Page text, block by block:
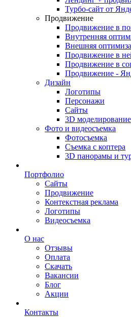
Турбо-сайт от
Продвижение
Продвижение в
Внутренняя
Внешняя
Продвижение в
Продвижение в
Продвижение -
Дизайн
Логотипы
Персонажи
Сайты
3D моделирование
Фото и видеосъемка
Фотосъемка
Съемка с коптера
3D панорамы и
Портфолио
Сайты
Продвижение
Контекстная реклама
Логотипы
Видеосъемка
О нас
Отзывы
Оплата
Скачать
Вакансии
Блог
Акции
Контакты